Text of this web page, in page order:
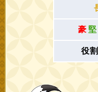
豪 堅
役